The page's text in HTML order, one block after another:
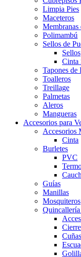
Limpia Pies
Maceteros
Membranas
Polimambú
Sellos de
Sellos
Cinta
Tapones de
Toalleros
Treillage
Palmetas
Aleros
Mangueras
Accesorios para
Accesorios
Cinta
Burletes
PVC
Guías
Manillas
Mosquiteros
Quincallería
Cuñas